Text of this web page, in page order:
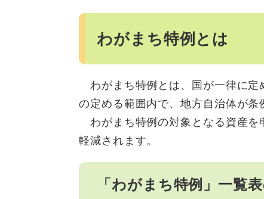
わがまち特例とは
わがまち特例とは、国が一律に定
の定める範囲内で、地方自治体が条
わがまち特例の対象となる資産を
軽減されます。
「わがまち特例」一覧